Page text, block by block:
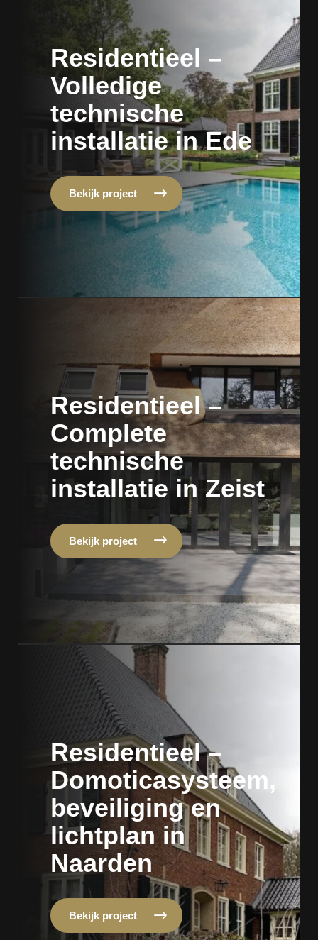
Residentieel –
Volledige
technische
installatie in Ede
Bekijk project
Residentieel –
Complete
technische
installatie in Zeist
Bekijk project
Residentieel –
Domoticasysteem,
beveiliging en
lichtplan in
Naarden
Bekijk project